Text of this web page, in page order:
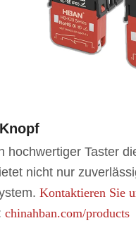
Taster
nicht nur
Kontaktieren Sie
chinahban.com/products